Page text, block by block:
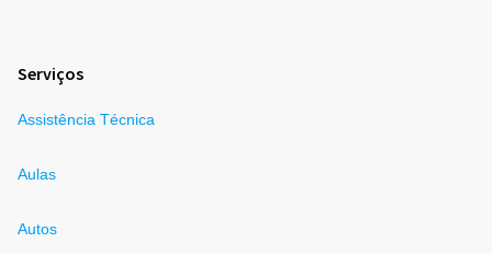
Serviços
Assistência Técnica
Aulas
Autos